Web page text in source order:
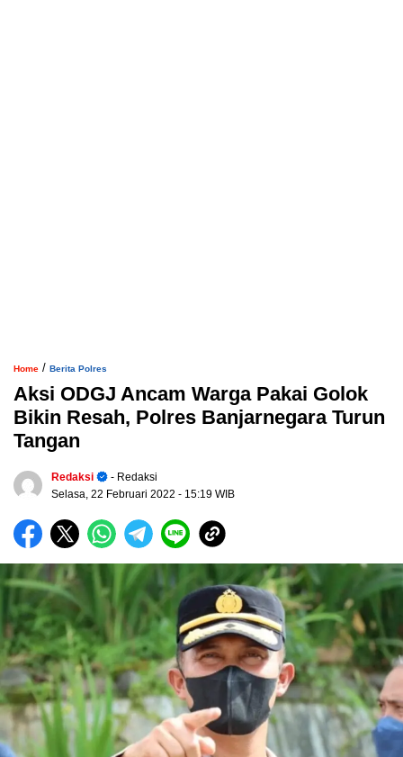
Home / Berita Polres
Aksi ODGJ Ancam Warga Pakai Golok
Bikin Resah, Polres Banjarnegara Turun
Tangan
Redaksi
- Redaksi
Selasa, 22 Februari 2022 - 15:19 WIB